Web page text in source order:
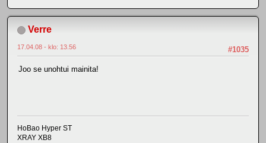
Verre
#1035
17.04.08 - klo: 13.56
Joo se unohtui mainita!
HoBao Hyper ST
XRAY XB8